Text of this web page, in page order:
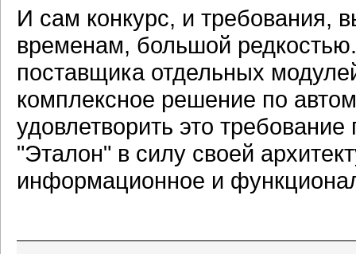
И сам конкурс, и требования,
временам, большой
поставщика отдельных
комплексное решение по
удовлетворить это
"Эталон" в силу своей
информационное и